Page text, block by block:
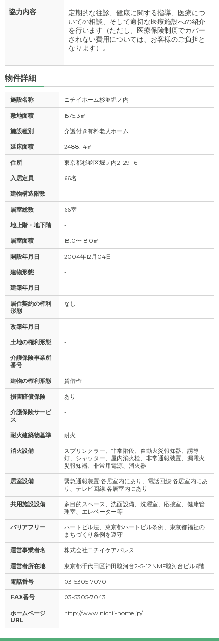
協力内容
定期的な往診、健康に関する指導、医療につ
いての相談、そして適切な医療施設への紹介
を行います（ただし、医療保険制度でカバー
されない費用については、お客様のご負担と
なります）。
物件詳細
施設名称 ニチイホーム杉並堀ノ内
敷地面積 1575.3㎡
施設種別 介護付き有料老人ホーム
延床面積 2488.14㎡
住所 東京都杉並区堀ノ内2-29-16
入居定員 66名
建物構造階数 -
居室総数 66室
地上階・地下階 -
居室面積 18.0〜18.0㎡
開設年月日 2004年12月04日
建物形態 -
建築年月日 -
居住契約の権利
形態
なし
改築年月日 -
土地の権利形態 -
介護保険事業所
番号
-
建物の権利形態 賃借権
損害賠償保険 あり
介護保険サービ
ス
-
耐火建築物基準 耐火
消火設備
スプリンクラー、非常階段、自動火災報知器、誘導
灯、シャッター、屋内消火栓、非常通報装置、漏電火
災報知器、非常用電源、消火器
居室設備
緊急通報装置:各居室内にあり、電話回線:各居室内にあ
り、テレビ回線:各居室内にあり
共用施設設備
多目的スペース、洗面設備、洗濯室、応接室、健康管
理室、エレベーター等
バリアフリー
ハートビル法、東京都ハートビル条例、東京都福祉の
まちづくり条例を遵守
運営事業者名 株式会社ニチイケアパレス
運営者所在地 東京都千代田区神田駿河台2-5-12 NMF駿河台ビル6階
電話番号 03-5305-7070
FAX番号 03-5305-7043
ホームページ
URL
http://www.nichii-home.jp/